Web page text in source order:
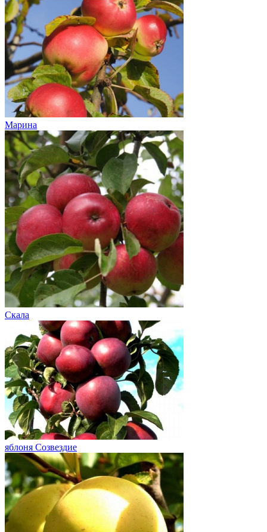
Марина
Скала
яблоня Созвездие